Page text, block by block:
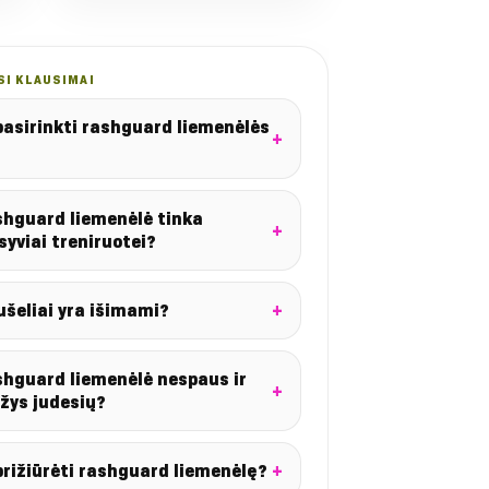
variants.
options
be
chosen
on
page
KLAUSIMAI
rashguard liemenėlės
liemenėlė tinka
treniruotei?
yra išimami?
liemenėlė nespaus ir
judesių?
rashguard liemenėlę?